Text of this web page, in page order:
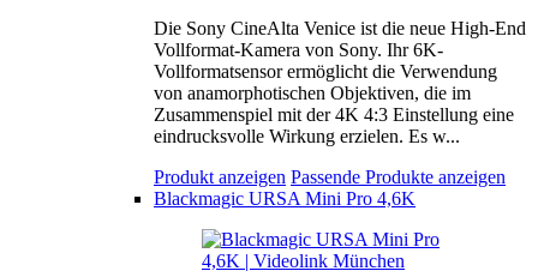
Die Sony CineAlta Venice ist die neue High-End
Vollformat-Kamera von Sony. Ihr 6K-
Vollformatsensor ermöglicht die Verwendung
von anamorphotischen Objektiven, die im
Zusammenspiel mit der 4K 4:3 Einstellung eine
eindrucksvolle Wirkung erzielen. Es w...
Produkt anzeigen Passende Produkte anzeigen
Blackmagic URSA Mini Pro 4,6K